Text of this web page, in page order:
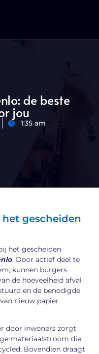
de beste
jou
1:35 am
gescheiden
het gescheiden
. Door actief deel te
kunnen burgers
de hoeveelheid afval
en de benodigde
nieuw papier
door inwoners zorgt
materiaalstroom die
Bovendien draagt